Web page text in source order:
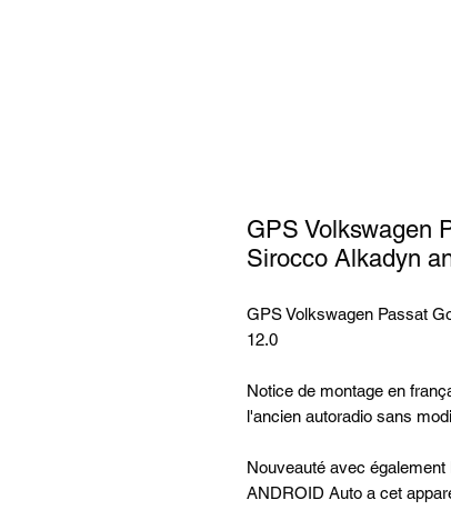
GPS Volkswagen
Sirocco Alkadyn
GPS Volkswagen Passat
12.0
Notice de montage en
l'ancien autoradio sans
Nouveauté avec
ANDROID Auto a cet